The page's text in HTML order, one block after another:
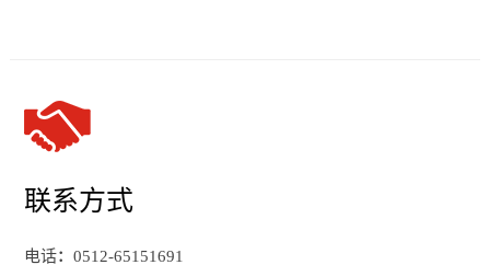
联系方式
电话：0512-65151691